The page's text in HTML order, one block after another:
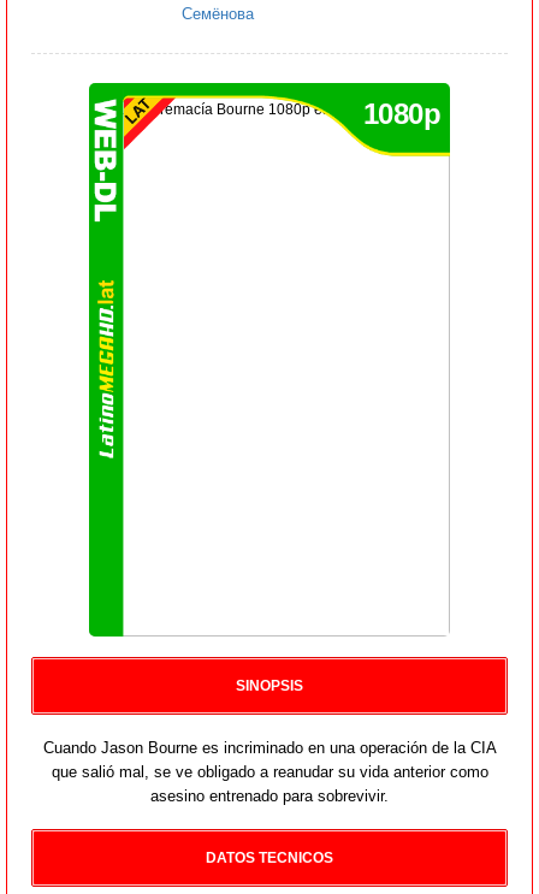
Семёнова
1080p
SINOPSIS
Cuando Jason Bourne es incriminado en una operación de la CIA
que salió mal, se ve obligado a reanudar su vida anterior como
asesino entrenado para sobrevivir.
DATOS TECNICOS